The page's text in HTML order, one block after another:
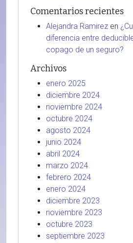
Comentarios recientes
Alejandra Ramirez en
diferencia entre
copago de un seguro?
Archivos
enero 2025
diciembre 2024
noviembre 2024
octubre 2024
agosto 2024
junio 2024
abril 2024
marzo 2024
febrero 2024
enero 2024
diciembre 2023
noviembre 2023
octubre 2023
septiembre 2023